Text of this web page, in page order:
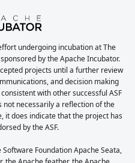
undergoing incubation at The
by the Apache Incubator.
projects until a further review
and decision making
with other successful ASF
not necessarily a reflection of the
it does indicate that the project has
by the ASF.
Foundation Apache Seata,